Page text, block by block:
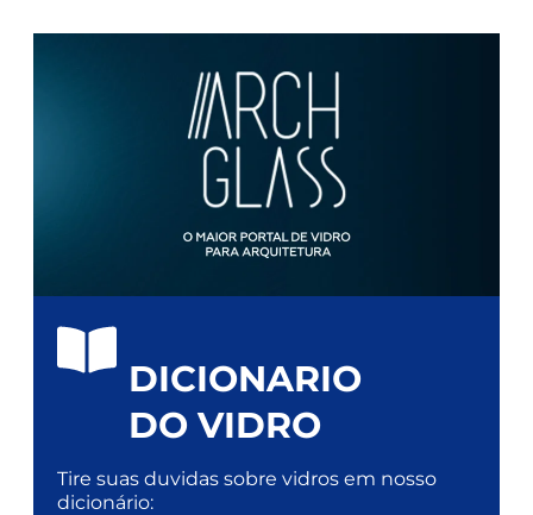
DICIONARIO
DO VIDRO
Tire suas duvidas sobre vidros em nosso
dicionário: